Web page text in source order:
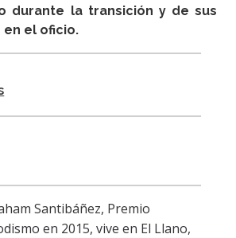
durante la transición y de sus
en el oficio.
Santibáñez, Premio
en 2015, vive en El Llano,